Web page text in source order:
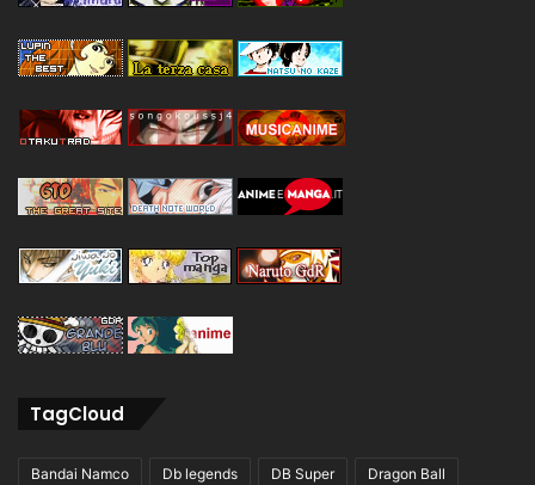
TagCloud
Bandai Namco Db legends DB Super Dragon Ball